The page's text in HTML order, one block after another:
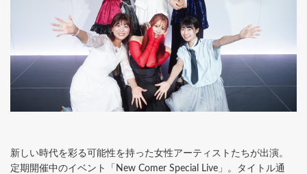
新しい時代を彩る可能性を持った女性アーティストたちが出演。
定期開催中のイベント「New Comer Special Live」。タイトル通